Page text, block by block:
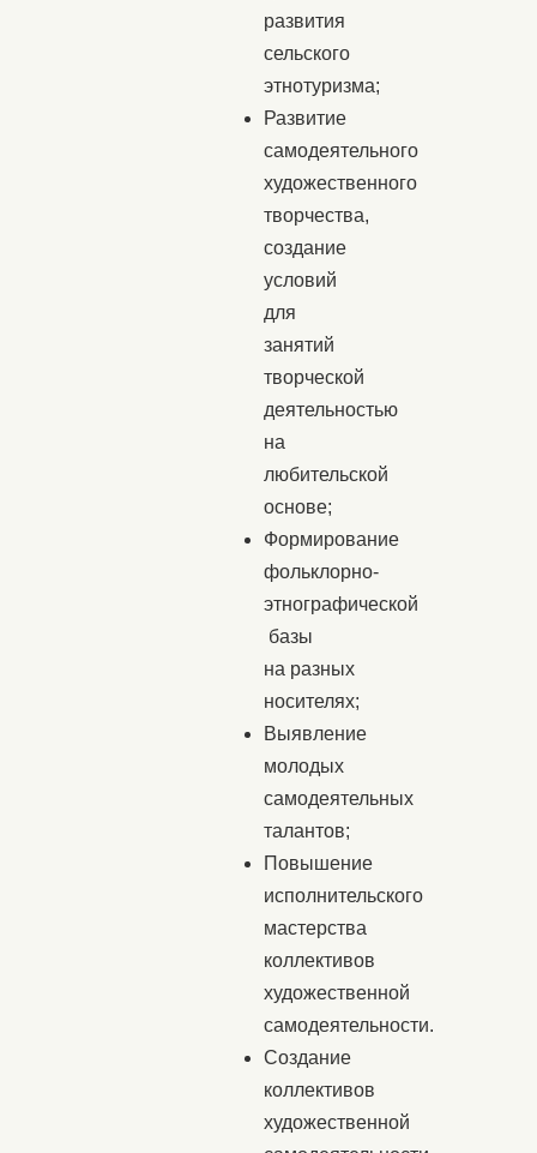
развития
сельского
этнотуризма;
Развитие
самодеятельного
художественного
творчества,
создание
условий
для
занятий
творческой
деятельностью
на
любительской
основе;
Формирование
фольклорно-
этнографической
базы
на разных
носителях;
Выявление
молодых
самодеятельных
талантов;
Повышение
исполнительского
мастерства
коллективов
художественной
самодеятельности.
Создание
коллективов
художественной